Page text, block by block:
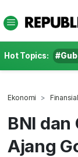
Hot Topics:
Ekonomi Finansial
BNI
Ajang